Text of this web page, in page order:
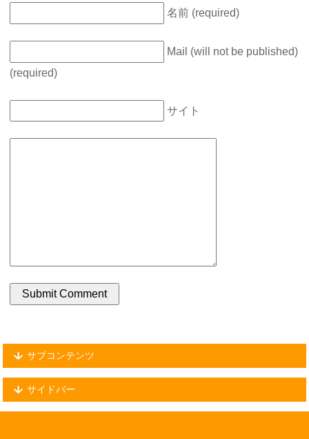
名前 (required)
Mail (will not be published)
(required)
サイト
サブコンテンツ
サイドバー